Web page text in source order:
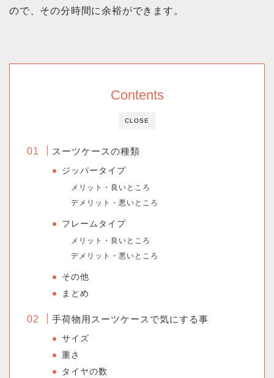
ので、その分時間に余裕ができます。
CLOSE
Contents
スーツケースの種類
ジッパータイプ
メリット・良いところ
デメリット・悪いところ
フレームタイプ
メリット・良いところ
デメリット・悪いところ
その他
まとめ
手荷物用スーツケースで気にする事
サイズ
重さ
タイヤの数